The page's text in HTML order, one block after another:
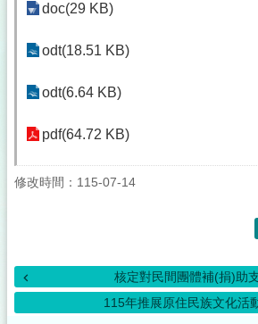
doc(29 KB)
odt(18.51 KB)
odt(6.64 KB)
pdf(64.72 KB)
修改時間：115-07-14
核定對民間團體補(捐)助支
115年推展原住民族文化活